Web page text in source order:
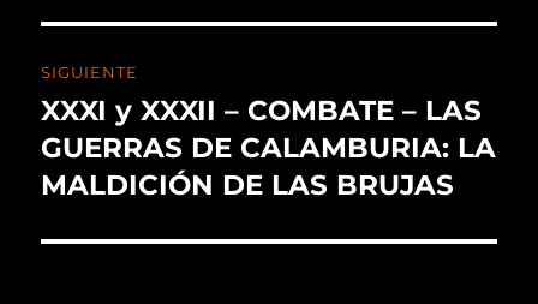
SIGUIENTE
XXXI y XXXII – COMBATE – LAS
GUERRAS DE CALAMBURIA: LA
MALDICIÓN DE LAS BRUJAS